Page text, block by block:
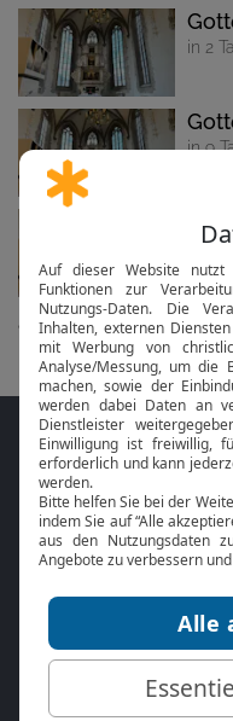
in 2
in 9
in
alle anzeigen...
Folge
Online
BibelTV können
des